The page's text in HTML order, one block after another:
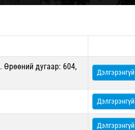
дугаар: 604,
Дэлгэрэнгүй
Дэлгэрэнгүй
Дэлгэрэнгүй